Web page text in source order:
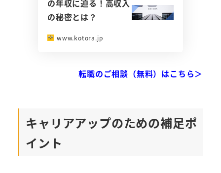
の年収に迫る！高収入
の秘密とは？
www.kotora.jp
転職のご相談（無料）はこちら＞
キャリアアップのための補足ポ
イント